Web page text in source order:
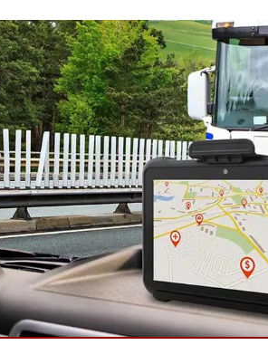
人工智慧電腦
邊緣運算人工智慧移動電腦
邊緣運算人工智慧工業電腦
邊緣運算人工智慧嵌入式電腦
不
不
不